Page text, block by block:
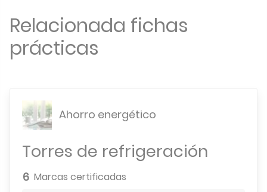
Relacionada fichas
prácticas
Ahorro energético
Torres de refrigeración
6 Marcas certificadas